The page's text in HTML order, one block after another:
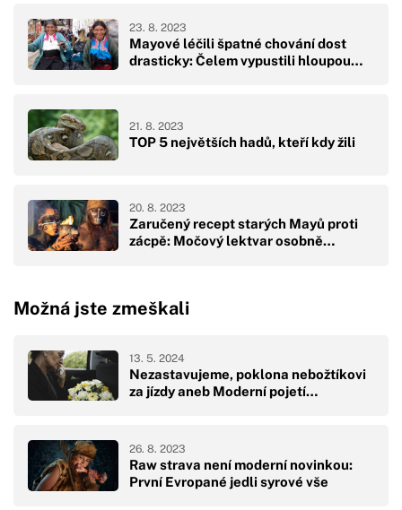
Mayové léčili špatné chování dost
drasticky: Čelem vypustili hloupou…
23. 8. 2023
TOP 5 největších hadů, kteří kdy žili
21. 8. 2023
Zaručený recept starých Mayů proti
zácpě: Močový lektvar osobně…
20. 8. 2023
Možná jste zmeškali
Nezastavujeme, poklona nebožtíkovi
za jízdy aneb Moderní pojetí…
13. 5. 2024
Raw strava není moderní novinkou:
První Evropané jedli syrové vše
26. 8. 2023